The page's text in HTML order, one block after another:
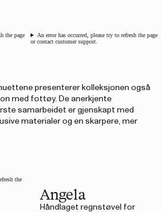
the page
An error has occurred, please try to refresh the page
or contact customer support.
presenterer kolleksjonen også
med fottøy. De anerkjente
samarbeidet er gjenskapt med
materialer og en skarpere, mer
the
Angela
Håndlaget regnstøvel for